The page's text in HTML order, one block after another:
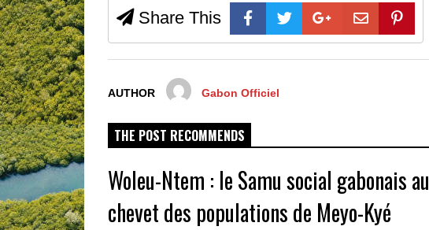
Share This
AUTHOR Gabon Officiel
THE POST RECOMMENDS
Woleu-Ntem : le Samu social gabonais au
chevet des populations de Meyo-Kyé